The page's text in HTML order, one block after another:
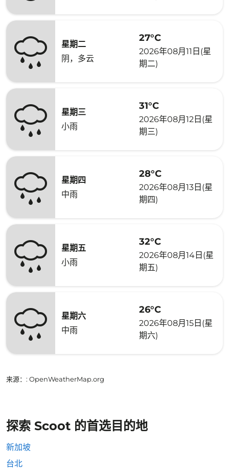
星期二
阴，多云
27°C
2026年08月11日(星
期二)
星期三
小雨
31°C
2026年08月12日(星
期三)
星期四
中雨
28°C
2026年08月13日(星
期四)
星期五
小雨
32°C
2026年08月14日(星
期五)
星期六
中雨
26°C
2026年08月15日(星
期六)
来源： : OpenWeatherMap.org
探索 Scoot 的首选目的地
新加坡
台北